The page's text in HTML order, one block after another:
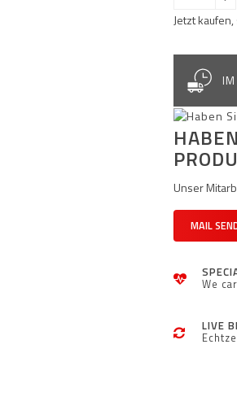
Jetzt
Unser
MAIL
We
LIVE